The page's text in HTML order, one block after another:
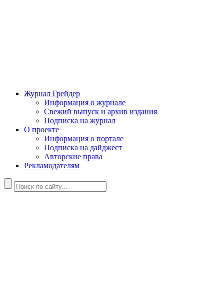
Журнал Грейдер
Информация о журнале
Свежий выпуск и архив издания
Подписка на журнал
О проекте
Информация о портале
Подписка на дайджест
Авторские права
Рекламодателям